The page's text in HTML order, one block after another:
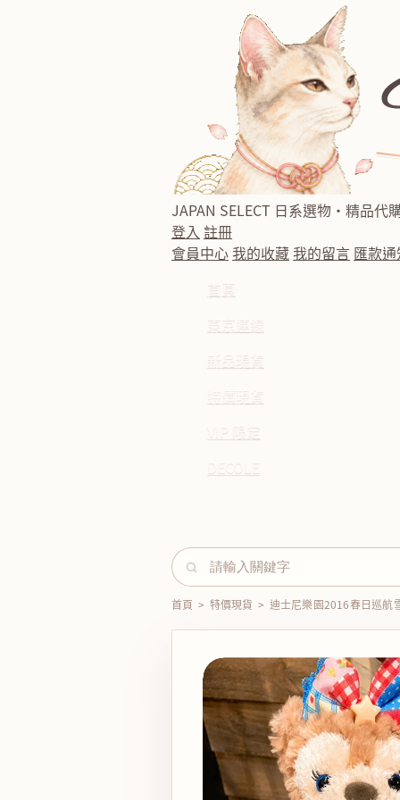
JAPAN SELECT 日系選物・精品代
登入 註冊
會員中心我的收藏我的留言 匯款
首頁
東京連線
新品現貨
特價現貨
VIP 限定
首頁 > 特價現貨 > 迪士尼樂園2016春日巡航